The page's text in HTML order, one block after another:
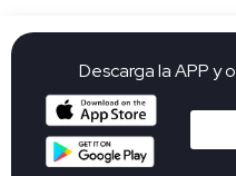
Descarga la APP y